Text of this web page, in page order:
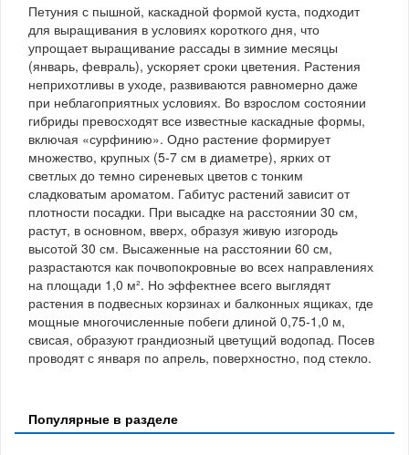
Петуния с пышной, каскадной формой куста, подходит
для выращивания в условиях короткого дня, что
упрощает выращивание рассады в зимние месяцы
(январь, февраль), ускоряет сроки цветения. Растения
неприхотливы в уходе, развиваются равномерно даже
при неблагоприятных условиях. Во взрослом состоянии
гибриды превосходят все известные каскадные формы,
включая «сурфинию». Одно растение формирует
множество, крупных (5-7 см в диаметре), ярких от
светлых до темно сиреневых цветов с тонким
сладковатым ароматом. Габитус растений зависит от
плотности посадки. При высадке на расстоянии 30 см,
растут, в основном, вверх, образуя живую изгородь
высотой 30 см. Высаженные на расстоянии 60 см,
разрастаются как почвопокровные во всех направлениях
на площади 1,0 м². Но эффектнее всего выглядят
растения в подвесных корзинах и балконных ящиках, где
мощные многочисленные побеги длиной 0,75-1,0 м,
свисая, образуют грандиозный цветущий водопад. Посев
проводят с января по апрель, поверхностно, под стекло.
Популярные в разделе